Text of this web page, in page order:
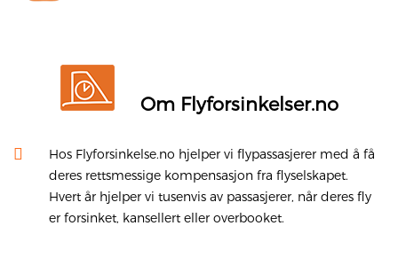
Om Flyforsinkelser.no
Hos Flyforsinkelse.no hjelper vi flypassasjerer med å få
deres rettsmessige kompensasjon fra flyselskapet.
Hvert år hjelper vi tusenvis av passasjerer, når deres fly
er forsinket, kansellert eller overbooket.